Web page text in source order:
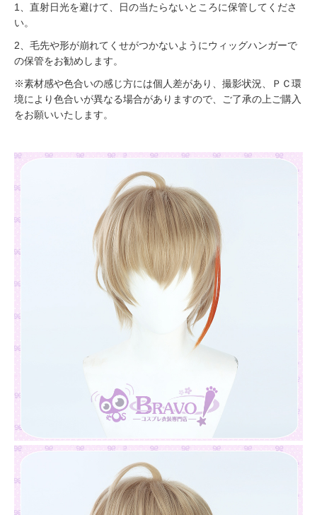
1、直射日光を避けて、日の当たらないところに保管してくださ
い。
2、毛先や形が崩れてくせがつかないようにウィッグハンガーで
の保管をお勧めします。
※素材感や色合いの感じ方には個人差があり、撮影状況、ＰＣ環
境により色合いが異なる場合がありますので、ご了承の上ご購入
をお願いいたします。